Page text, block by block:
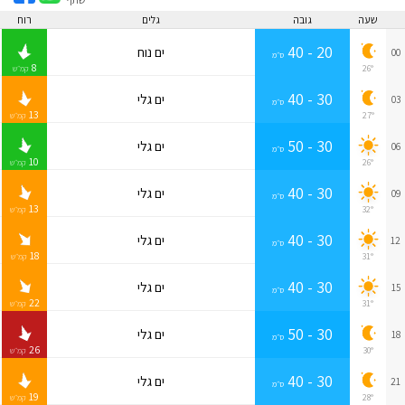
שעה
גובה גלים רוח
00
26°
20 - 40 ס״מ ים נוח
8 קמ״ש
03
27°
30 - 40 ס״מ ים גלי
13 קמ״ש
06
26°
30 - 50 ס״מ ים גלי
10 קמ״ש
09
32°
30 - 40 ס״מ ים גלי
13 קמ״ש
12
31°
30 - 40 ס״מ ים גלי
18 קמ״ש
15
31°
30 - 40 ס״מ ים גלי
22 קמ״ש
18
30°
30 - 50 ס״מ ים גלי
26 קמ״ש
21
28°
30 - 40 ס״מ ים גלי
19 קמ״ש